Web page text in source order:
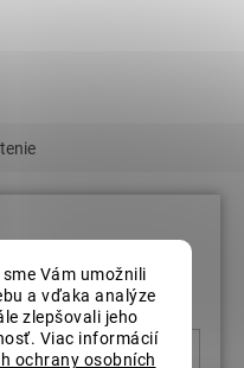
Vám umožnili
a vďaka analýze
zlepšovali jeho
Viac informácií
ochrany osobních